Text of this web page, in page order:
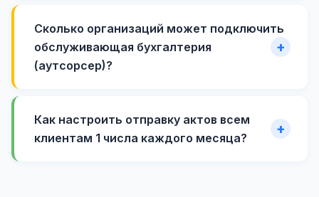
Сколько организаций может подключить
обслуживающая бухгалтерия
(аутсорсер)?
Как настроить отправку актов всем
клиентам 1 числа каждого месяца?